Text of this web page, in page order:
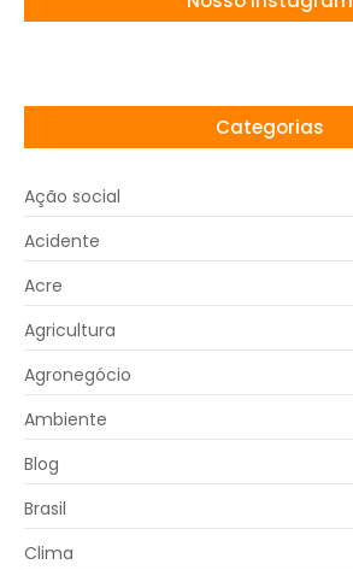
Categorias
Ação social
Acidente
Acre
Agricultura
Agronegócio
Ambiente
Blog
Brasil
Clima